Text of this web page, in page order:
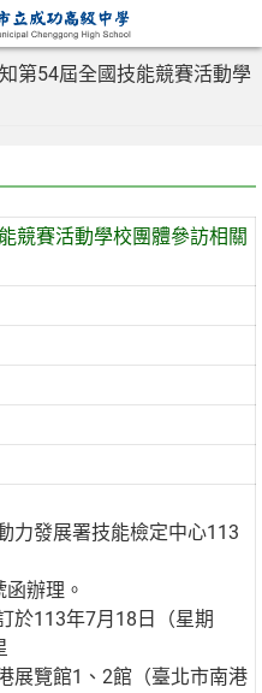
第54屆全國技能競賽活動學
競賽活動學校團體參訪相關
力發展署技能檢定中心113
辦理。
於113年7月18日（星期
展覽館1、2館（臺北市南港